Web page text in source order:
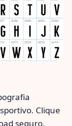
Clique
seguro.